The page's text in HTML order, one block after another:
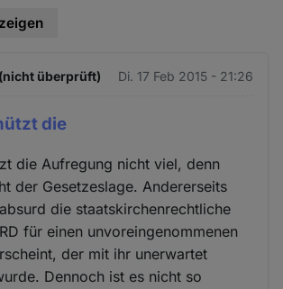
überprüft) Di. 17 Feb 2015 - 21:26
die
die Aufregung nicht viel, denn
der Gesetzeslage. Andererseits
die staatskirchenrechtliche
für einen unvoreingenommenen
der mit ihr unerwartet
Dennoch ist es nicht so